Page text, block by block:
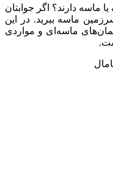
ماسه دارند؟ اگر جوابتان
ماسه ببرید. در این
ماسه‌ای و مواردی